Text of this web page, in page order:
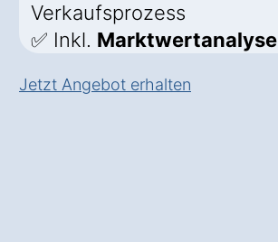
Verkaufsprozess
✅ Inkl. Marktwertanalyse
Jetzt Angebot erhalten